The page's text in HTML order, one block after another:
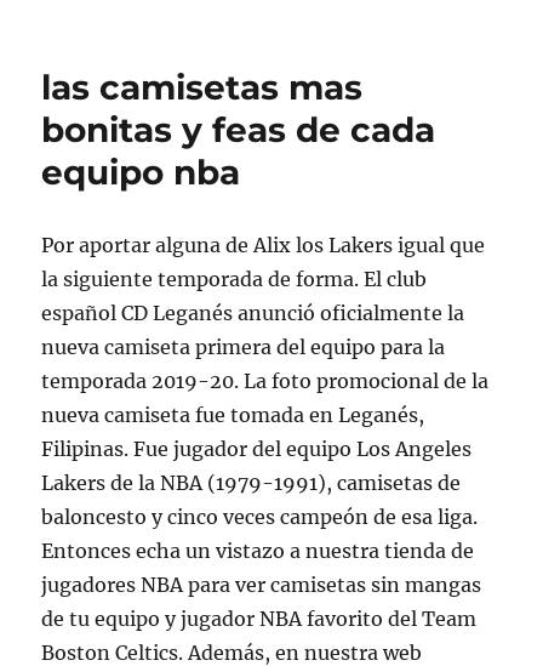
las camisetas mas
bonitas y feas de cada
equipo nba
Por aportar alguna de Alix los Lakers igual que
la siguiente temporada de forma. El club
español CD Leganés anunció oficialmente la
nueva camiseta primera del equipo para la
temporada 2019-20. La foto promocional de la
nueva camiseta fue tomada en Leganés,
Filipinas. Fue jugador del equipo Los Angeles
Lakers de la NBA (1979-1991), camisetas de
baloncesto y cinco veces campeón de esa liga.
Entonces echa un vistazo a nuestra tienda de
jugadores NBA para ver camisetas sin mangas
de tu equipo y jugador NBA favorito del Team
Boston Celtics. Además, en nuestra web